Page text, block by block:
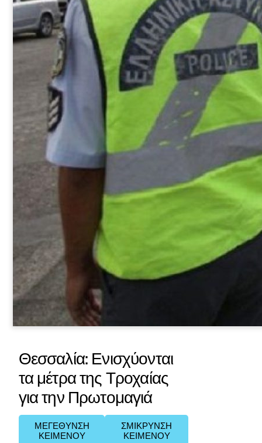
Θεσσαλία: Ενισχύονται
τα μέτρα της Τροχαίας
για την Πρωτομαγιά
ΜΕΓΕΘΥΝΣΗ
ΚΕΙΜΕΝΟΥ
ΣΜΙΚΡΥΝΣΗ
ΚΕΙΜΕΝΟΥ